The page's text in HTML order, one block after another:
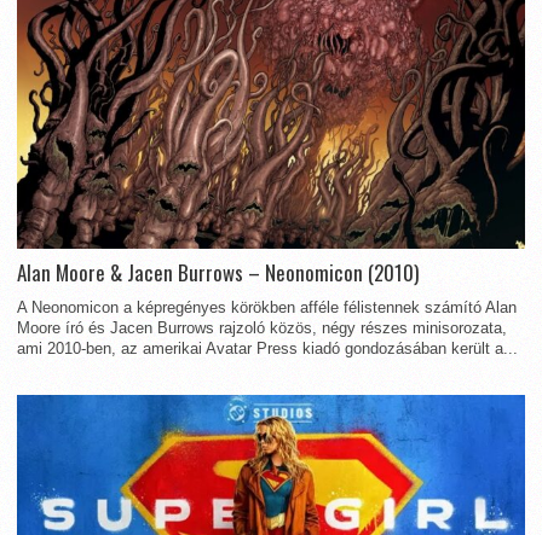
Alan Moore & Jacen Burrows – Neonomicon (2010)
A Neonomicon a képregényes körökben afféle félistennek számító Alan
Moore író és Jacen Burrows rajzoló közös, négy részes minisorozata,
ami 2010-ben, az amerikai Avatar Press kiadó gondozásában került a...